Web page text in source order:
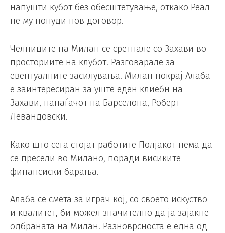
напушти кубот без обесштетување, откако Реал
не му понуди нов договор.
Челниците на Милан се сретнале со Захави во
просториите на клубот. Разговарале за
евентуалните засилувања. Милан покрај Алаба
е заинтересиран за уште еден клиебн на
Захави, напаѓачот на Барселона, Роберт
Левандовски.
Како што сега стојат работите Полјакот нема да
се пресели во Милано, поради висиките
финансиски барања.
Алаба се смета за играч кој, со своето искуство
и квалитет, би можел значително да ја зајакне
одбраната на Милан. Разноврсноста е една од